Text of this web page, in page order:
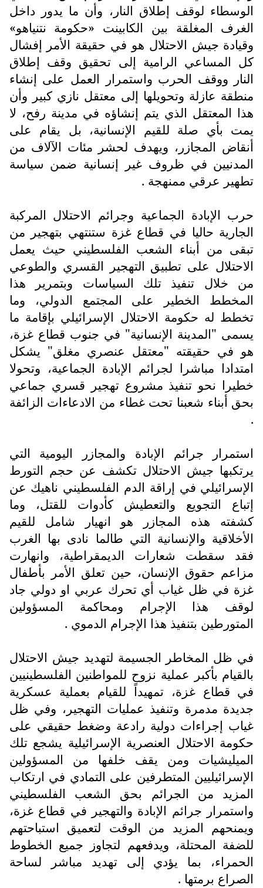
الوسطاء لوقف إطلاق النار، وأن ما يدور داخل
الغرف المغلقة بين الكابينت «حكومة نتنياهو»
وقيادة جيش الاحتلال هو في حقيقة الأمر إفشال
كل المساعي الرامية إلى تحقيق وقف إطلاق
النار ووقف الحرب واستمرار العمل على إنشاء
منطقة عازلة وتحويلها إلى معتقل نازي كبير وأن
هذا المعتقل الذي يتم إنشاؤه في مدينة رفح، لا
يمت بأي صلة للقيم الإنسانية، بل يقام على
أنقاض المجازر، ويهدف لحشر مئات الآلاف من
المدنيين في ظروف غير إنسانية ضمن سياسة
تطهير عرقي ممنهجة .
حرب الإبادة الجماعية وجرائم الاحتلال المركبة
الجارية حاليا في قطاع غزة ستنتهي بتهجير من
تبقى من أبناء الشعب الفلسطيني حيث يعمل
الاحتلال على تطبيق التهجير القسري والطوعي
من خلال تنفيذ تلك السياسات وبتمرير هذا
المخطط الخطير على المجتمع الدولي، وما
تخطط له حكومة الاحتلال الإسرائيلي بإقامة ما
يسمى "المدينة الإنسانية" في جنوب قطاع غزة،
هو في حقيقته "معتقل عنصري مغلق" يشكل
امتدادا مباشرا لجرائم الإبادة الجماعية، وتحولا
خطيرا نحو تنفيذ مشروع تهجير قسري جماعي
بحق أبناء شعبنا تحت غطاء من الادعاءات الزائفة
.
استمرار جرائم الإبادة والمجازر اليومية التي
يرتكبها جيش الاحتلال تكشف عن حجم التورط
الإسرائيلي في إراقة الدم الفلسطيني ناهيك عن
إتباع التجويع والتعطيش كأدوات للقتل، وما
كشفته هذه المجازر هو انهيار شامل للقيم
الأخلاقية والإنسانية التي طالما نادى بها الغرب
فقد سقطت شعارات الديمقراطية، وانهارت
مزاعم حقوق الإنسان، حين تعلق الأمر بأطفال
غزة في ظل غياب أي تحرك عربي او دولي جاد
لوقف هذا الإجرام ومحاكمة المسؤولين
المتورطين بتنفيذ هذا الإجرام الدموي .
في ظل المخاطر الجسيمة لتهديد جيش الاحتلال
بالقيام بأكبر عملية نزوح للمواطنين الفلسطينيين
في قطاع غزة، تمهيداً للقيام بعملية عسكرية
جديدة مدمرة وتنفيذ عمليات التهجير، وفي ظل
غياب إجراءات دولية رادعة وضغط حقيقي على
حكومة الاحتلال العنصرية الإسرائيلية يشجع تلك
الميليشيات ومن يقف خلفها من المسؤولين
الإسرائيليين المتطرفين على التمادي في ارتكاب
المزيد من الجرائم بحق الشعب الفلسطيني
واستمرار جرائم الإبادة والتهجير في قطاع غزة،
ويمنحهم المزيد من الوقت لتعميق استباحتهم
للضفة المحتلة، ويدفعهم لتجاوز جميع الخطوط
الحمراء، بما يؤدي إلى تهديد مباشر لساحة
الصراع برمتها .